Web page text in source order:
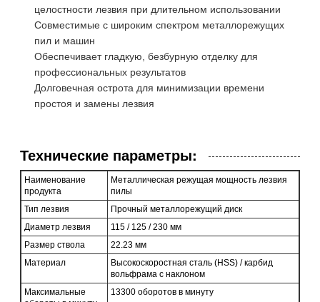
целостности лезвия при длительном использовании
Совместимые с широким спектром металлорежущих
пил и машин
Обеспечивает гладкую, безбурную отделку для
профессиональных результатов
Долговечная острота для минимизации времени
простоя и замены лезвия
Технические параметры:
Наименование
продукта
Металлическая режущая мощность лезвия
пилы
Тип лезвия
Прочный металлорежущий диск
Диаметр лезвия
115 / 125 / 230 мм
Размер ствола
22.23 мм
Материал
Высокоскоростная сталь (HSS) / карбид
вольфрама с наклоном
Максимальные
13300 оборотов в минуту